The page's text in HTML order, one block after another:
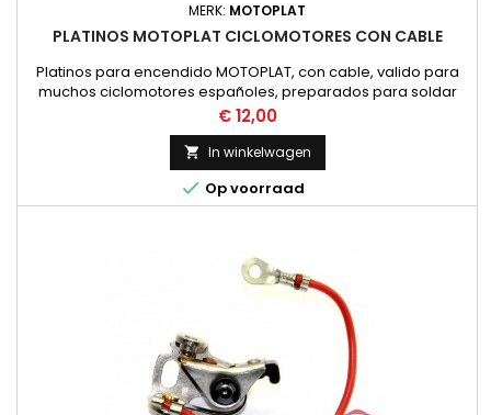
MERK: MOTOPLAT
PLATINOS MOTOPLAT CICLOMOTORES CON CABLE
Platinos para encendido MOTOPLAT, con cable, valido para
muchos ciclomotores españoles, preparados para soldar
sobre el condensador. Aconsejamos comprobar la forma
del platino con el existente en la moto antes de efectuar la
compra.
Prijs
€ 12,00
 In winkelwagen
 Op voorraad